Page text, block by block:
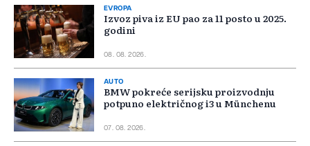
EVROPA
Izvoz piva iz EU pao za 11 posto u 2025.
godini
08. 08. 2026.
AUTO
BMW pokreće serijsku proizvodnju
potpuno električnog i3 u Münchenu
07. 08. 2026.